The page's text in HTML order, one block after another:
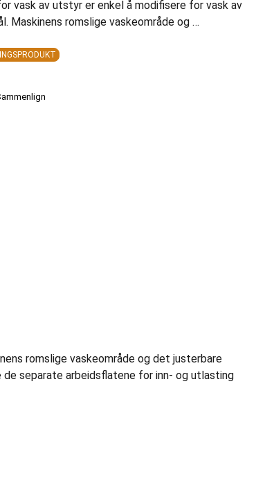
vask av utstyr er enkel å modifisere for vask av
Maskinens romslige vaskeområde og …
romslige vaskeområde og det justerbare
separate arbeidsflatene for inn- og utlasting